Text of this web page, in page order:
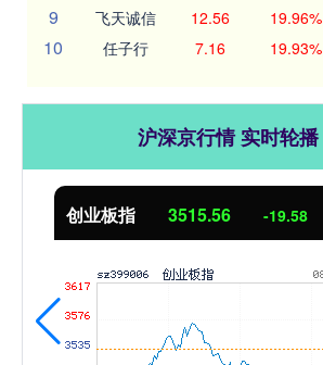
9 飞天诚信 12.56 19.96%
10 任子行 7.16 19.93%
沪深京行情 实时轮播
创业板指 3515.56 -19.58